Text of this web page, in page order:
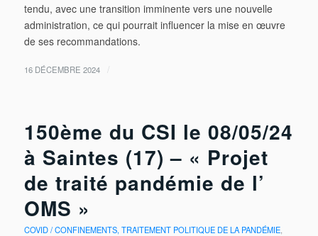
tendu, avec une transition imminente vers une nouvelle
administration, ce qui pourrait influencer la mise en œuvre
de ses recommandations.
16 DÉCEMBRE 2024 /
150ème du CSI le 08/05/24
à Saintes (17) – « Projet
de traité pandémie de l’
OMS »
COVID / CONFINEMENTS, TRAITEMENT POLITIQUE DE LA PANDÉMIE,